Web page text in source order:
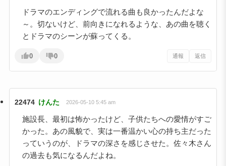
ドラマのエンディングで流れる曲も良かったんだよな
～。切ないけど、前向きになれるような、あの曲を聴く
とドラマのシーンが蘇ってくる。
0 0 通報 返信
22474 けんた 2026-05-10 5:45 am
施設長、最初は怖かったけど、子供たちへの愛情がすご
かった。あの風貌で、実は一番温かい心の持ち主だった
っていうのが、ドラマの深さを感じさせた。佐々木さん
の過去も気になるんだよね。